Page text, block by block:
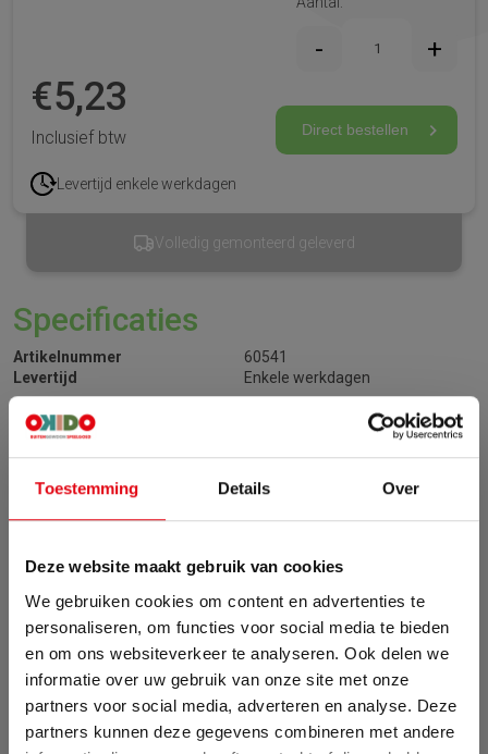
Toestemming Details Over
Deze website maakt gebruik van cookies
We gebruiken cookies om content en advertenties te
personaliseren, om functies voor social media te bieden
en om ons websiteverkeer te analyseren. Ook delen we
informatie over uw gebruik van onze site met onze
partners voor social media, adverteren en analyse. Deze
partners kunnen deze gegevens combineren met andere
Direct bestellen
€5,23
Inclusief btw
Levertijd enkele werkdagen
Volledig gemonteerd geleverd
Specificaties
Artikelnummer
60541
Levertijd
Enkele werkdagen
Beschrijving
de levensduur te verlengen. De lagers eenvoudig te installeren en
onderhoudsarm.